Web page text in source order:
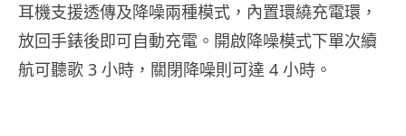
耳機支援透傳及降噪兩種模式，內置環繞充電環，
放回手錶後即可自動充電。開啟降噪模式下單次續
航可聽歌 3 小時，關閉降噪則可達 4 小時。